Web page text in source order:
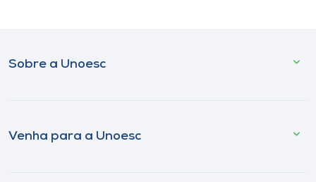
Sobre a Unoesc
Venha para a Unoesc